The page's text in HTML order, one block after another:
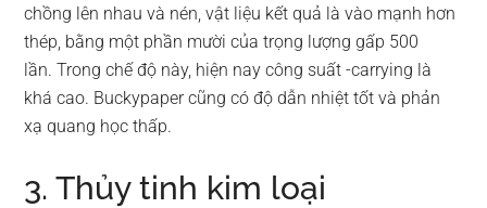
chồng lên nhau và nén, vật liệu kết quả là vào mạnh hơn
thép, bằng một phần mười của trọng lượng gấp 500
lần. Trong chế độ này, hiện nay công suất -carrying là
khá cao. Buckypaper cũng có độ dẫn nhiệt tốt và phản
xạ quang học thấp.
3. Thủy tinh kim loại